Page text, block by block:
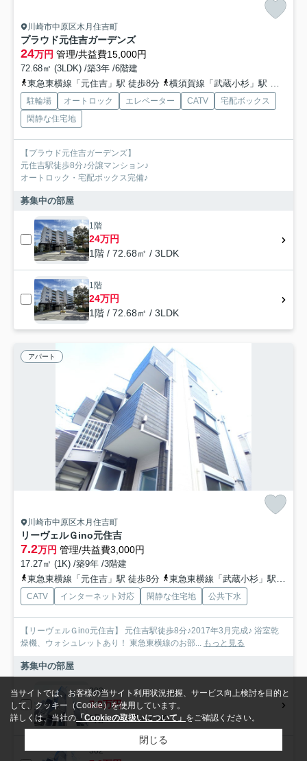
川崎市中原区木月住吉町
プラウド元住吉ガーデンズ
24万円 管理/共益費15,000円
72.68㎡ (3LDK) /築3年 /6階建
東急東横線「元住吉」駅 徒歩8分
横須賀線「武蔵小杉」駅 徒歩13分
駐輪場 オートロック エレベーター CATV
宅配ボックス
閑静な住宅地
【プラウド元住吉ガーデンズ】
元住吉駅徒歩8分♪分譲マンション♪
オートロック・宅配ボックス完備♪
募集中の部屋
1階
24万円
1階 / 72.68㎡ / 3LDK
1階
24万円
1階 / 72.68㎡ / 3LDK
アパート
川崎市中原区木月住吉町
リーヴェルＧino元住吉
7.2万円 管理/共益費3,000円
17.27㎡ (1K) /築9年 /3階建
東急東横線「元住吉」駅 徒歩8分
東急東横線「武蔵小杉」駅 徒歩15分
CATV インターネット対応 閑静な住宅地 公共下水
【リーヴェルＧino元住吉】 元住吉駅徒歩8分♪2017年3月完成♪ 浴室乾
燥機、ウォシュレットあり！ 東急東横線のお部...
もっと見る
募集中の部屋
302
7.2万円
3階 / 17.27㎡ / 1K
302
当サイトでは、お客様の当サイト利用状況把握、サービス向上検討を目的と
して、クッキー（Cookie）を使用しています。
詳しくは、当社の「Cookieの取扱いについて」 をご確認ください。
閉じる